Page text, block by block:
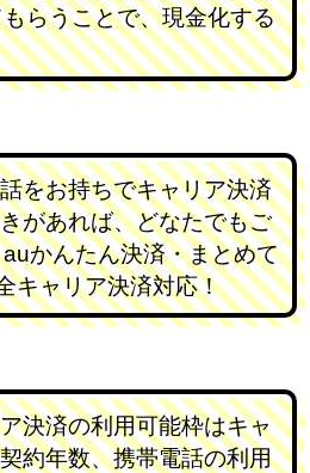
らうことで、現金化する
をお持ちでキャリア決済
があれば、どなたでもご
かんたん決済・まとめて
キャリア決済対応！
決済の利用可能枠はキャ
約年数、携帯電話の利用